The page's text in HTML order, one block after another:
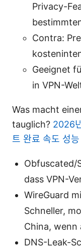
Privacy-
Contra:
Geeignet
in VPN-
Was macht
tauglich? 2026
트 완료 속도 성
Obfuscated/
dass VPN-
WireGuard
Schneller,
China, wenn
DNS-Leak-